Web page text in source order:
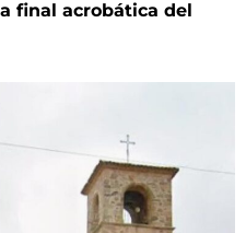
final acrobática del